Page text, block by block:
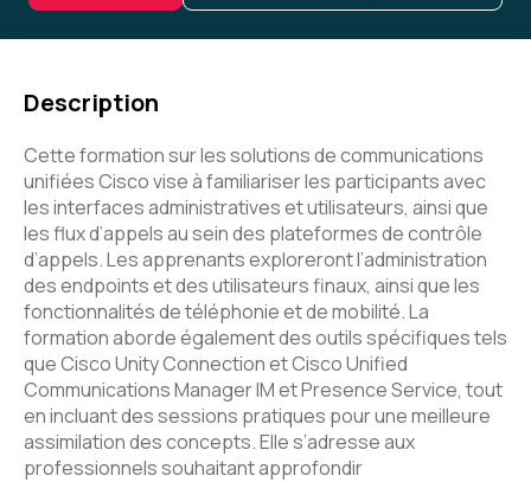
Description
Cette formation sur les solutions de communications
unifiées Cisco vise à familiariser les participants avec
les interfaces administratives et utilisateurs, ainsi que
les flux d’appels au sein des plateformes de contrôle
d’appels. Les apprenants exploreront l’administration
des endpoints et des utilisateurs finaux, ainsi que les
fonctionnalités de téléphonie et de mobilité. La
formation aborde également des outils spécifiques tels
que Cisco Unity Connection et Cisco Unified
Communications Manager IM et Presence Service, tout
en incluant des sessions pratiques pour une meilleure
assimilation des concepts. Elle s’adresse aux
professionnels souhaitant approfondir